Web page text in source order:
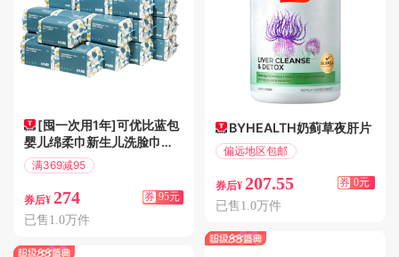
[囤一次用1年]可优比蓝包
婴儿绵柔巾新生儿洗脸巾非
棉柔巾36包
满369减95
券后¥ 274 券 95元
已售1.0万件
BYHEALTH奶蓟草夜肝片
偏远地区包邮
券后¥ 207.55 券 0元
已售1.0万件